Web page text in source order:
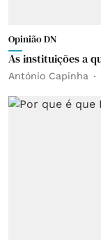
Opinião DN
As instituições a
António Capinha